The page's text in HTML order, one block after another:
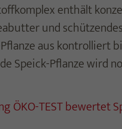
enthält
und
aus kontrolliert
Speick-Pflanze wird
ÖKO-TEST bewertet